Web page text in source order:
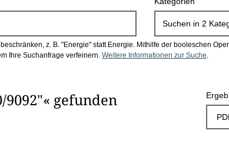
Suchen in 2
z. B. "Energie" statt Energie. Mithilfe der booleschen
Ihre Suchanfrage verfeinern. Weitere Informationen zur Suche.
9092"« gefunden